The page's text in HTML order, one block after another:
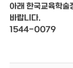
아래 한국교육학
바랍니다.
1544-0079